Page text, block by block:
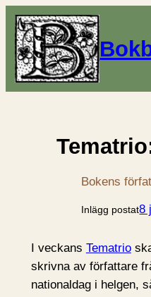
Bokens
Inlägg postat8
I veckans Tematrio
skrivna av författare
nationaldag i helgen,